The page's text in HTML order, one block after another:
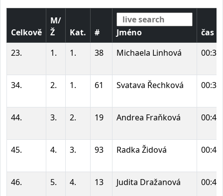
Celkově
M/
Ž
Kat. # Jméno
čas
23.
1. 1. 38 Michaela Linhová
34. 2. 1. 61 Svatava Řechková
44. 3. 2. 19 Andrea Fraňková
45. 4. 3. 93 Radka Židová
46. 5. 4. 13 Judita Dražanová